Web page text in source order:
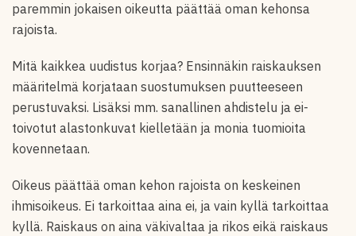
paremmin jokaisen oikeutta päättää oman kehonsa
rajoista.
Mitä kaikkea uudistus korjaa? Ensinnäkin raiskauksen
määritelmä korjataan suostumuksen puutteeseen
perustuvaksi. Lisäksi mm. sanallinen ahdistelu ja ei-
toivotut alastonkuvat kielletään ja monia tuomioita
kovennetaan.
Oikeus päättää oman kehon rajoista on keskeinen
ihmisoikeus. Ei tarkoittaa aina ei, ja vain kyllä tarkoittaa
kyllä. Raiskaus on aina väkivaltaa ja rikos eikä raiskaus